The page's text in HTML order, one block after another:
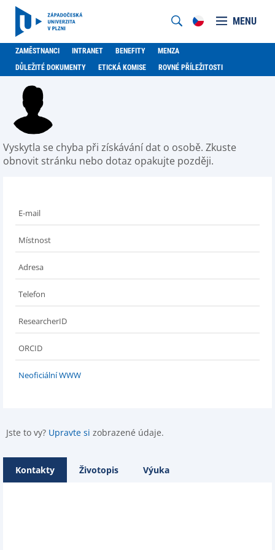
MENU
ZAMĚSTNANCI INTRANET BENEFITY
MENZA
DŮLEŽITÉ DOKUMENTY
ETICKÁ KOMISE ROVNÉ PŘÍLEŽITOSTI
Vyskytla se chyba při získávání dat o osobě. Zkuste
obnovit stránku nebo dotaz opakujte později.
E-mail
Místnost
Adresa
Telefon
ResearcherID
ORCID
Neoficiální WWW
Jste to vy? Upravte si zobrazené údaje.
Kontakty Životopis Výuka